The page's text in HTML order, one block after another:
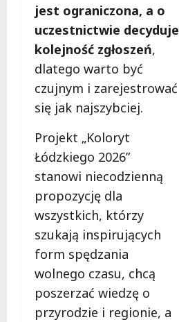
jest ograniczona, a o
uczestnictwie decyduje
kolejność zgłoszeń,
dlatego warto być
czujnym i zarejestrować
się jak najszybciej.
Projekt „Koloryt
Łódzkiego 2026”
stanowi niecodzienną
propozycję dla
wszystkich, którzy
szukają inspirujących
form spędzania
wolnego czasu, chcą
poszerzać wiedzę o
przyrodzie i regionie, a